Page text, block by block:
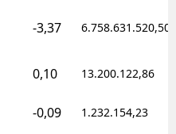
-3,37 6.758.631.520,50
0,10 13.200.122,86
-0,09 1.232.154,23